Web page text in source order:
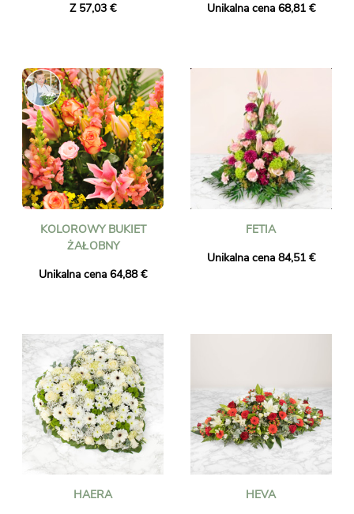
Z 57,03 € Unikalna cena 68,81 €
KOLOROWY BUKIET
ŻAŁOBNY
Unikalna cena 64,88 €
FETIA
Unikalna cena 84,51 €
HAERA
HEVA